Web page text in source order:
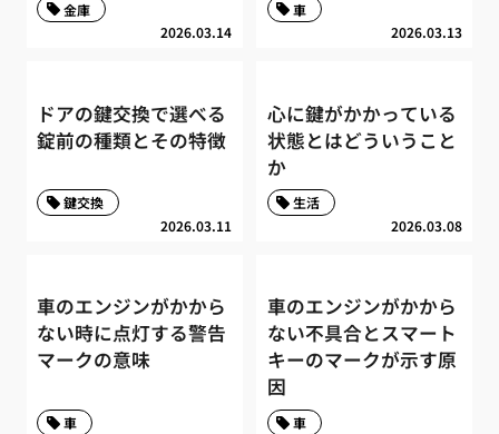
2026.03.14
金庫
2026.03.13
車
ドアの鍵交換で選べる
錠前の種類とその特徴
2026.03.11
鍵交換
心に鍵がかかっている
状態とはどういうこと
か
2026.03.08
生活
車のエンジンがかから
ない時に点灯する警告
マークの意味
車
車のエンジンがかから
ない不具合とスマート
キーのマークが示す原
因
車